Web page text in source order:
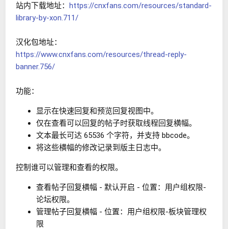
站内下载地址： https://cnxfans.com/resources/standard-
library-by-xon.711/
汉化包地址：
https://www.cnxfans.com/resources/thread-reply-
banner.756/
功能：
显示在快速回复和预览回复视图中。
仅在查看可以回复的帖子时获取线程回复横幅。
文本最长可达 65536 个字符，并支持 bbcode。
将这些横幅的修改记录到版主日志中。
控制谁可以管理和查看的权限。
查看帖子回复横幅 - 默认开启 - 位置：用户组权限-
论坛权限。
管理帖子回复横幅 - 位置：用户组权限-板块管理权
限